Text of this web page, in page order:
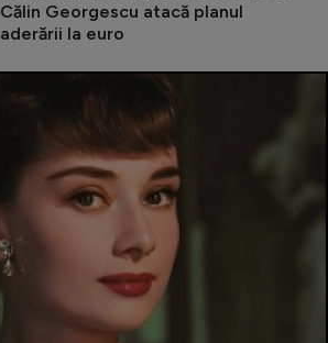
Călin Georgescu atacă planul
aderării la euro